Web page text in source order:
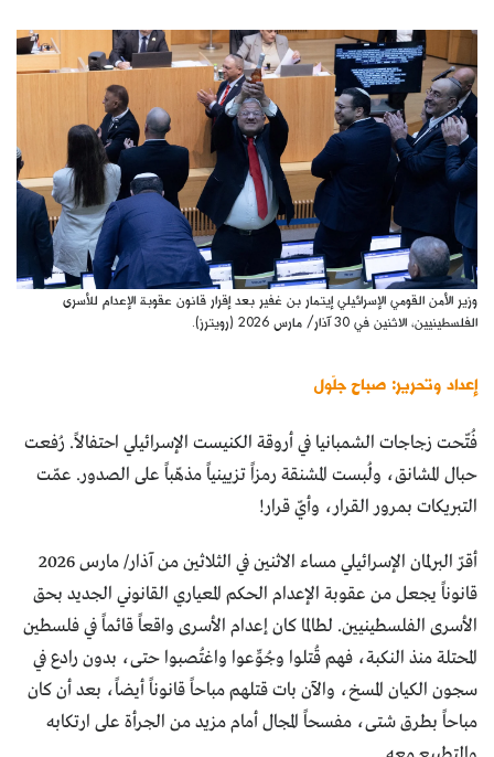
وزير الأمن القومي الإسرائيلي إيتمار بن غفير بعد إقرار قانون عقوبة الإعدام للأسرى
الفلسطينيين، الاثنين في 30 آذار/ مارس 2026 (رويترز).
إعداد وتحرير: صباح جلّول
فُتّحت زجاجات الشمبانيا في أروقة الكنيست الإسرائيلي احتفالاً. رُفعت
حبال المشانق، ولُبست المشنقة رمزاً تزيينياً مذهّباً على الصدور. عمّت
التبريكات بمرور القرار، وأيّ قرار!
أقرّ البرلمان الإسرائيلي مساء الاثنين في الثلاثين من آذار/ مارس 2026
قانوناً يجعل من عقوبة الإعدام الحكم المعياري القانوني الجديد بحق
الأسرى الفلسطينيين. لطالما كان إعدام الأسرى واقعاً قائماً في فلسطين
المحتلة منذ النكبة، فهم قُتلوا وجُوِّعوا واغتُصبوا حتى، بدون رادع في
سجون الكيان المسخ، والآن بات قتلهم مباحاً قانوناً أيضاً، بعد أن كان
مباحاً بطرق شتى، مفسحاً المجال أمام مزيد من الجرأة على ارتكابه